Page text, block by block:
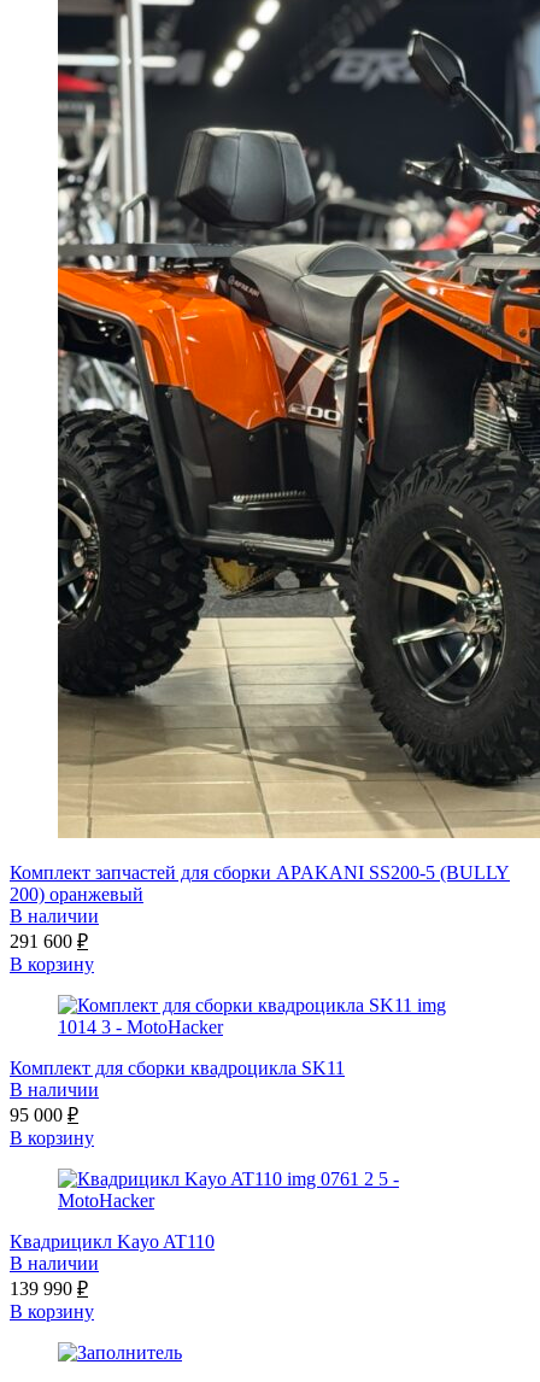
Комплект запчастей для сборки APAKANI SS200-5 (BULLY
200) оранжевый
В наличии
291 600 ₽
В корзину
Комплект для сборки квадроцикла SK11
В наличии
95 000 ₽
В корзину
Квадрицикл Kayo AT110
В наличии
139 990 ₽
В корзину